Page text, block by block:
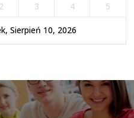
2 3 4 5
Sierpień 10, 2026